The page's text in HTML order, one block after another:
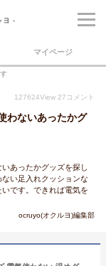
マイページ
127624View 27 コメント
わないあったかグ
あったかグッズを探し
い足入れクッションな
です。できれば電気を
ocruyo(オクルヨ)編集部